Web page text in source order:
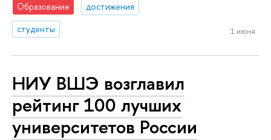
Образование
достижения
студенты
1 июня
НИУ ВШЭ возглавил
рейтинг 100 лучших
университетов России